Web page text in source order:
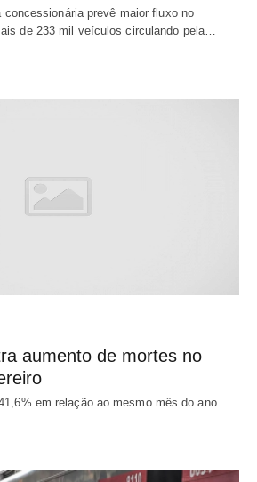
concessionária prevê maior fluxo no
de 233 mil veículos circulando pela…
aumento de mortes no
em relação ao mesmo mês do ano